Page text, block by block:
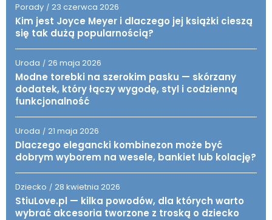
Porady / 23 czerwca 2026
Kim jest Joyce Meyer i dlaczego jej książki cieszą
się tak dużą popularnością?
Uroda / 26 maja 2026
Modne torebki na szerokim pasku — skórzany
dodatek, który łączy wygodę, styl i codzienną
funkcjonalność
Uroda / 21 maja 2026
Dlaczego elegancki kombinezon może być
dobrym wyborem na wesele, bankiet lub kolację?
Dziecko / 28 kwietnia 2026
StiuLove.pl — kilka powodów, dla których warto
wybrać akcesoria tworzone z troską o dziecko